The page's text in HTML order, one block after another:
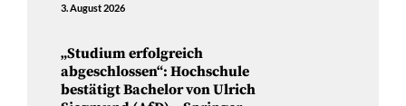
3. August 2026
„Studium erfolgreich
abgeschlossen“: Hochschule
bestätigt Bachelor von Ulrich